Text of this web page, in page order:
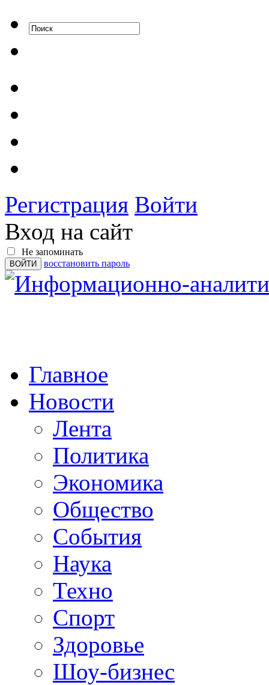
Регистрация Войти
Вход на сайт
Не запоминать
восстановить пароль
Главное
Новости
Лента
Политика
Экономика
Общество
События
Наука
Техно
Спорт
Здоровье
Шоу-бизнес